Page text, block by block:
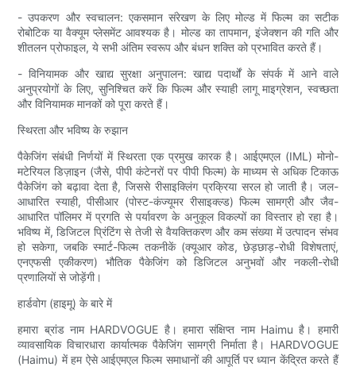
- उपकरण और स्वचालन: एकसमान संरेखण के लिए मोल्ड में फिल्म का सटीक
रोबोटिक या वैक्यूम प्लेसमेंट आवश्यक है। मोल्ड का तापमान, इंजेक्शन की गति और
शीतलन प्रोफाइल, ये सभी अंतिम स्वरूप और बंधन शक्ति को प्रभावित करते हैं।
- विनियामक और खाद्य सुरक्षा अनुपालन: खाद्य पदार्थों के संपर्क में आने वाले
अनुप्रयोगों के लिए, सुनिश्चित करें कि फिल्म और स्याही लागू माइग्रेशन, स्वच्छता
और विनियामक मानकों को पूरा करते हैं।
स्थिरता और भविष्य के रुझान
पैकेजिंग संबंधी निर्णयों में स्थिरता एक प्रमुख कारक है। आईएमएल (IML) मोनो-
मटेरियल डिज़ाइन (जैसे, पीपी कंटेनरों पर पीपी फिल्म) के माध्यम से अधिक टिकाऊ
पैकेजिंग को बढ़ावा देता है, जिससे रीसाइक्लिंग प्रक्रिया सरल हो जाती है। जल-
आधारित स्याही, पीसीआर (पोस्ट-कंज्यूमर रीसाइक्ल्ड) फिल्म सामग्री और जैव-
आधारित पॉलिमर में प्रगति से पर्यावरण के अनुकूल विकल्पों का विस्तार हो रहा है।
भविष्य में, डिजिटल प्रिंटिंग से तेजी से वैयक्तिकरण और कम संख्या में उत्पादन संभव
हो सकेगा, जबकि स्मार्ट-फिल्म तकनीकें (क्यूआर कोड, छेड़छाड़-रोधी विशेषताएं,
एनएफसी एकीकरण) भौतिक पैकेजिंग को डिजिटल अनुभवों और नकली-रोधी
प्रणालियों से जोड़ेंगी।
हार्डवोग (हाइमू) के बारे में
हमारा ब्रांड नाम HARDVOGUE है। हमारा संक्षिप्त नाम Haimu है। हमारी
व्यावसायिक विचारधारा कार्यात्मक पैकेजिंग सामग्री निर्माता है। HARDVOGUE
(Haimu) में हम ऐसे आईएमएल फिल्म समाधानों की आपूर्ति पर ध्यान केंद्रित करते हैं